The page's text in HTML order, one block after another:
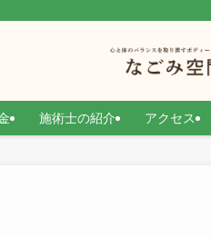
施術士の紹介 アクセス